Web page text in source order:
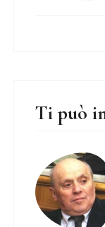
Ti può